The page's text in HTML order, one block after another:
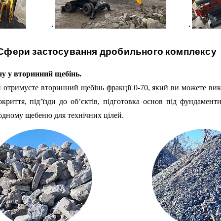
застосування дробильного комплексу
у вторинний щебінь.
отримуєте вторинний щебінь фракції 0-70, який ви можете
під’їзди до об’єктів, підготовка основ під
щебеню для технічних цілей.